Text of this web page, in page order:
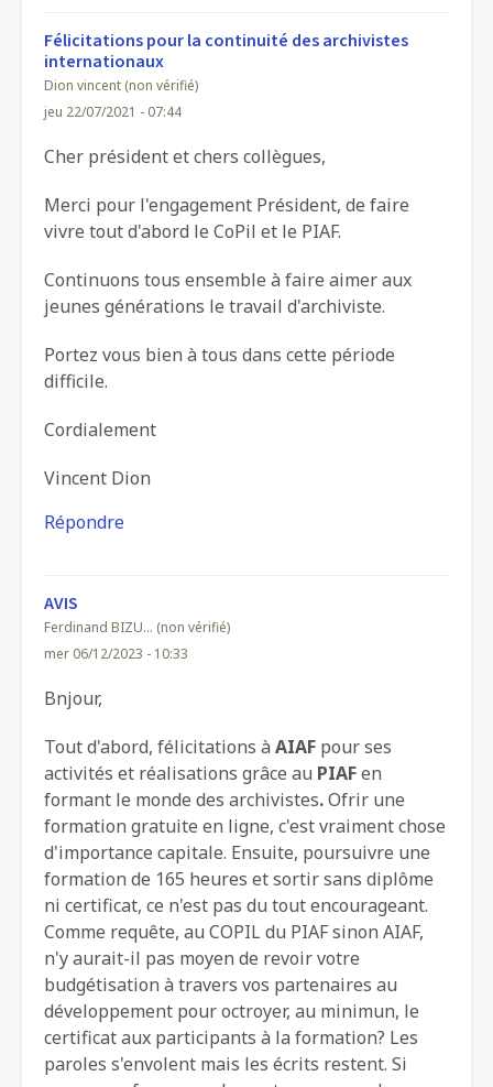
Patrice
Hervé
(non
vérifié)
Félicitations pour la continuité des archivistes
internationaux
Dion vincent (non vérifié)
jeu 22/07/2021 - 07:44
Cher président et chers collègues,
Merci pour l'engagement Président, de faire
vivre tout d'abord le CoPil et le PIAF.
Continuons tous ensemble à faire aimer aux
jeunes générations le travail d'archiviste.
Portez vous bien à tous dans cette période
difficile.
Cordialement
Vincent Dion
Répondre
AVIS
Ferdinand BIZU… (non vérifié)
mer 06/12/2023 - 10:33
Bnjour,
Tout d'abord, félicitations à AIAF pour ses
activités et réalisations grâce au PIAFen
formant le monde des archivistes.Ofrir une
formation gratuite en ligne, c'est vraiment chose
d'importance capitale. Ensuite, poursuivre une
formation de 165 heures et sortir sans diplôme
ni certificat, ce n'est pas du tout encourageant.
Comme requête, au COPIL du PIAF sinon AIAF,
n'y aurait-il pas moyen de revoir votre
budgétisation à travers vos partenaires au
développement pour octroyer, au minimun, le
certificat aux participants à la formation? Les
paroles s'envolent mais les écrits restent. Si